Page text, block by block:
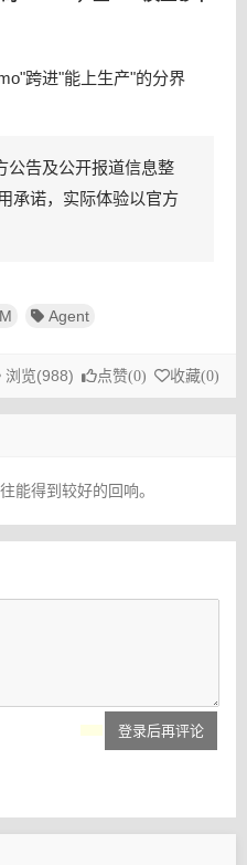
跨进"能上生产"的分界
公告及公开报道信息整
承诺，实际体验以官方
Agent
浏览(988) 点赞(0) 收藏(0)
能得到较好的回响。
登录后再评论